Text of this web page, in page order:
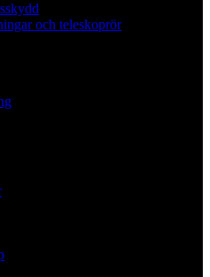
och teleskoprör